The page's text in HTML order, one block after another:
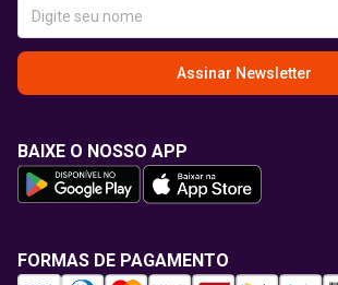
Assinar Newsletter
BAIXE O NOSSO APP
FORMAS DE PAGAMENTO